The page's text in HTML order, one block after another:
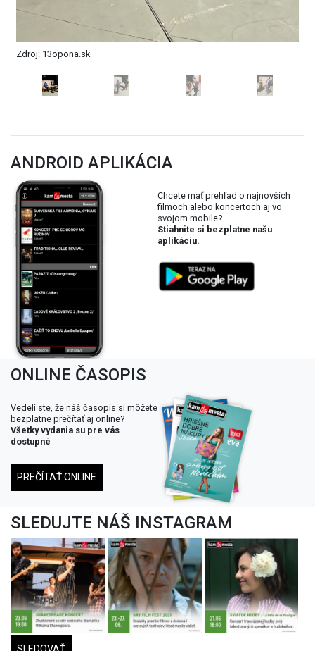
ANDROID APLIKÁCIA
Chcete mať prehľad o najnovších
filmoch alebo koncertoch aj vo
svojom mobile?
Stiahnite si bezplatne našu
aplikáciu.
ONLINE ČASOPIS
Vedeli ste, že náš časopis si môžete
bezplatne prečítať aj online?
Všetky vydania su pre vás
dostupné
PREČÍTAŤ ONLINE
SLEDUJTE NÁŠ INSTAGRAM